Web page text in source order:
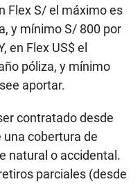
Flex S/ el máximo es
y mínimo S/ 800 por
en Flex US$ el
póliza, y mínimo
aportar.
contratado desde
una cobertura de
natural o accidental.
parciales (desde